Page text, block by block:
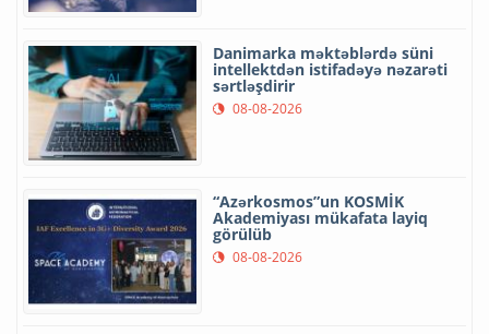
Danimarka məktəblərdə süni
intellektdən istifadəyə nəzarəti
sərtləşdirir
08-08-2026
“Azərkosmos”un KOSMİK
Akademiyası mükafata layiq
görülüb
08-08-2026